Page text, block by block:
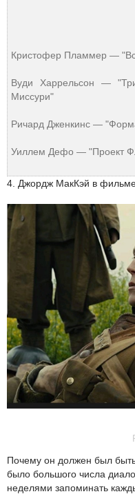
Кристофер Пламмер —
Вуди Харрельсон —
Миссури"
Ричард Дженкинс —
Уиллем Дефо — "Проект
4. Джордж МакКэй в
Почему он должен был
было большого числа
неделями запоминать